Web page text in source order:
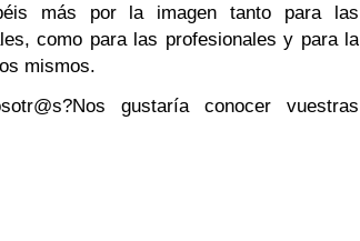
más por la imagen tanto para las
como para las profesionales y para la
mismos.
Nos gustaría conocer vuestras